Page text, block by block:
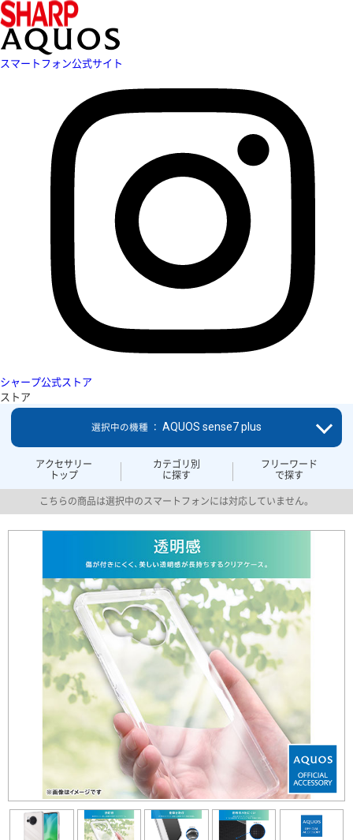
スマートフォン公式サイト
シャープ公式ストア
ストア
アクセサリー
トップ
カテゴリ別
に探す
フリーワード
で探す
選択中の機種 ： AQUOS sense7 plus
こちらの商品は選択中のスマートフォンには対応していません。